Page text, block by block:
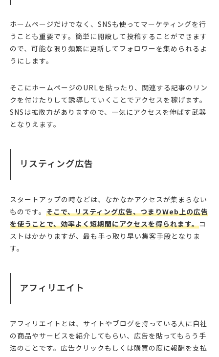
ホームページだけでなく、SNSも使ってマーケティングを行
うことも重要です。簡単に開設して投稿することができます
ので、可能な限り頻繁に更新してフォロワーを集められるよ
うにします。
そこにホームページのURLを貼ったり、関連する記事のリン
クを付けたりして誘導していくことでアクセスを稼げます。
SNSは拡散力がありますので、一気にアクセスを伸ばす武器
となりえます。
リスティング広告
スタートアップの時などは、なかなかアクセスが集まらない
ものです。 そこで、リスティング広告、つまりWeb上の広告
を使うことで、効率よく短期間にアクセスを得られます。コ
ストはかかりますが、最も手っ取り早い集客手段となりま
す。
アフィリエイト
アフィリエイトとは、サイトやブログを持っている人に自社
の商品やサービスを紹介してもらい、広告を貼ってもらう手
法のことです。広告クリックもしくは購買の度に報酬を支払